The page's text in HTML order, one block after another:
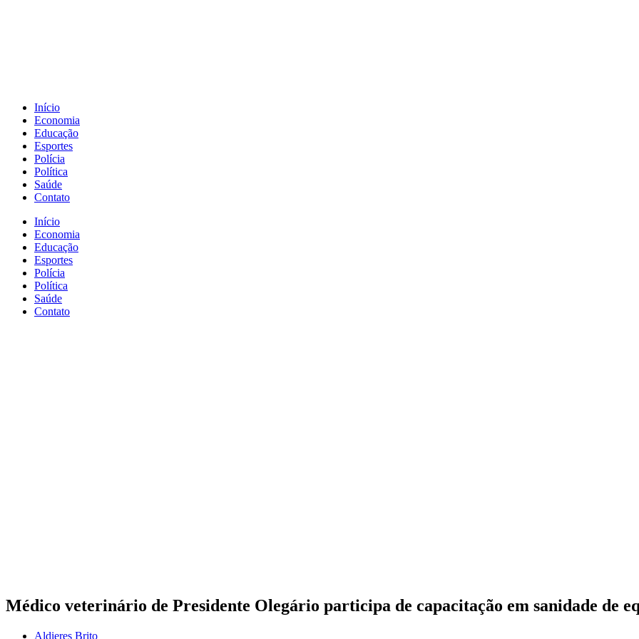
Início
Economia
Educação
Esportes
Polícia
Política
Saúde
Contato
Início
Economia
Educação
Esportes
Polícia
Política
Saúde
Contato
Médico veterinário de Presidente Olegário participa de capacitação em sanidade de
Aldieres Brito